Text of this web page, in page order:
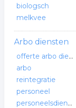
biologsch
melkvee
Arbo diensten
offerte arbo diensten
arbo
reintegratie
personeel
personeelsdiensten